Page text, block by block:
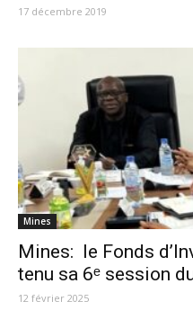
17 décembre 2019
Mines
Mines: le Fonds
tenu sa 6ᵉ session
12 février 2025